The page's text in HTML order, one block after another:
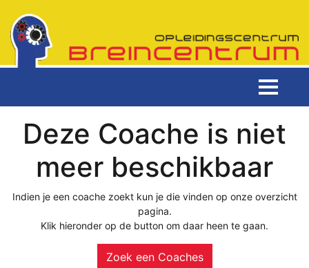
Deze Coache is niet
meer beschikbaar
Indien je een coache zoekt kun je die vinden op onze overzicht
pagina.
Klik hieronder op de button om daar heen te gaan.
Zoek een Coaches